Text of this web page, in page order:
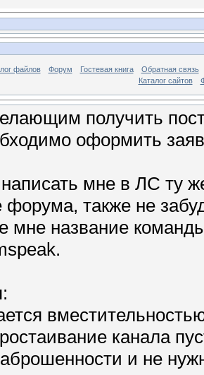
файлов Форум Гостевая книга
Обратная связь
Каталог сайтов
получить
оформить
мне в ЛС ту
форума, также не
мне название
канала
и не